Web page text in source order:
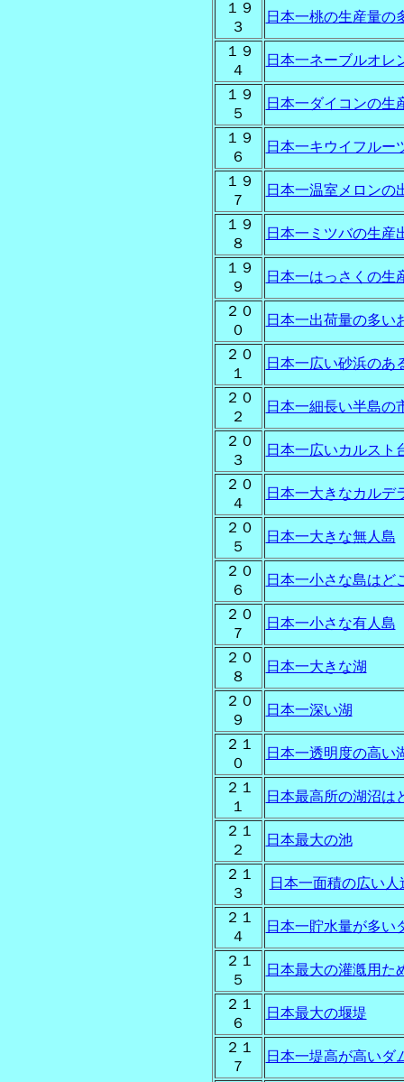
１９
３
日本一桃の生産量の
１９
４
日本一ネーブルオレ
１９
５
日本一ダイコンの生
１９
６
日本一キウイフルー
１９
７
日本一温室メロンの
１９
８
日本一ミツバの生産
１９
９
日本一はっさくの生
２０
０
日本一出荷量の多い
２０
１
日本一広い砂浜のあ
２０
２
日本一細長い半島の
２０
３
日本一広いカルスト
２０
４
日本一大きなカルデ
２０
５
日本一大きな無人島
２０
６
日本一小さな島はど
２０
７
日本一小さな有人島
２０
８
日本一大きな湖
２０
９
日本一深い湖
２１
０
日本一透明度の高い
２１
１
日本最高所の湖沼は
２１
２
日本最大の池
２１
３
日本一面積の広い人
２１
４
日本一貯水量が多い
２１
５
日本最大の灌漑用た
２１
６
日本最大の堰堤
２１
７
日本一堤高が高いダ